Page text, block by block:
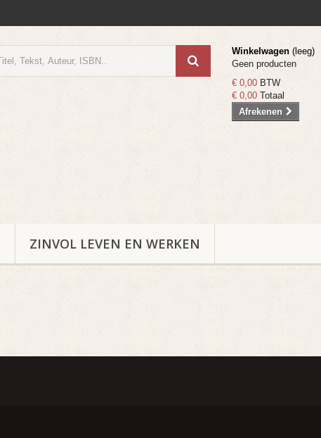
Winkelwagen (leeg)
Geen producten
€ 0,00 BTW
€ 0,00 Totaal
Afrekenen
ZINVOL LEVEN EN WERKEN